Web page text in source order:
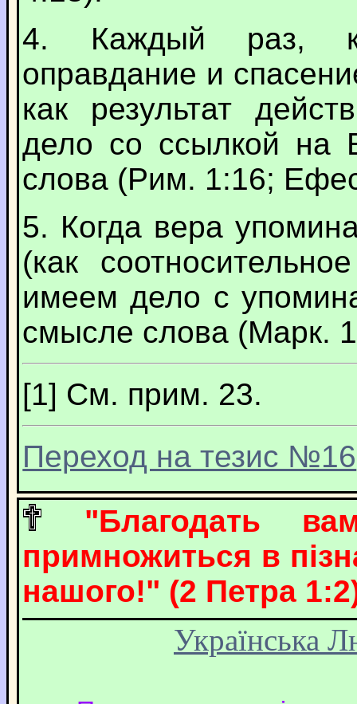
4. Каждый раз,
оправдание и
как результат
дело со ссылкой на
слова (Рим. 1:16;
5. Когда вера
(как
имеем дело с
смысле слова (Марк.
[1] См. прим. 23.
Переход на тезис №16
"Благодать
примножиться в
нашого!" (2 Петра
Українська